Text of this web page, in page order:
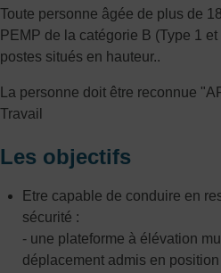
Toute personne âgée de plus de
PEMP de la catégorie B (Type 1
postes situés en hauteur..
La personne doit être reconnue
Travail
Les objectifs
Etre capable de conduire en
sécurité :
- une plateforme à élévation
déplacement admis en